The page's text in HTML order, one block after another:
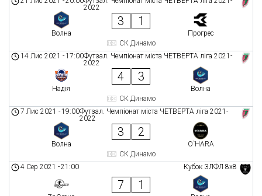
2022
Волна
3 1
Прогрес
СК Динамо
Футзал. Чемпіонат міста ЧЕТВЕРТА ліга 2021-
2022
14 Лис 2021 -17:00
Надія
4 3
Волна
СК Динамо
Футзал. Чемпіонат міста ЧЕТВЕРТА ліга 2021-
2022
7 Лис 2021 -19:00
Волна
3 2
O`HARA
СК Динамо
Кубок ЗЛФЛ 8х8
4 Сер 2021 -21:00
7 1